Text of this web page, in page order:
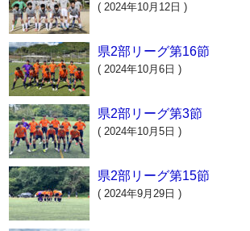
( 2024年10月12日 )
県2部リーグ第16節
( 2024年10月6日 )
県2部リーグ第3節
( 2024年10月5日 )
県2部リーグ第15節
( 2024年9月29日 )